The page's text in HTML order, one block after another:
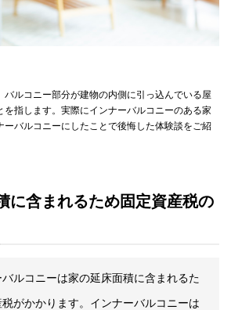
バルコニー部分が建物の内側に引っ込んでいる屋
を指します。実際にインナーバルコニーのある家
ーバルコニーにしたことで後悔した体験談をご紹
に含まれるため固定資産税の
バルコニーは家の延床面積に含まれるた
がかかります。インナーバルコニーは